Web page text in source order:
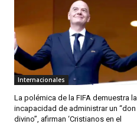
Internacionales
La polémica de la FIFA demuestra la
incapacidad de administrar un “don
divino”, afirman ‘Cristianos en el